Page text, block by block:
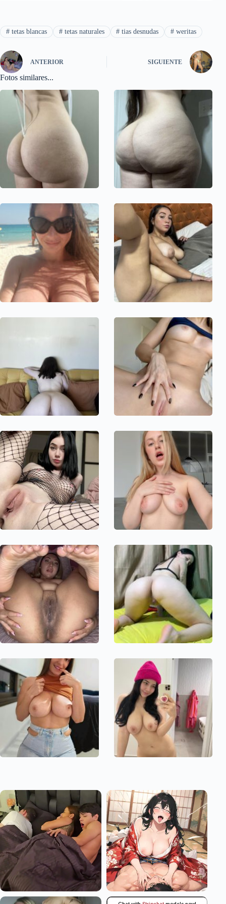
#tetas blancas #tetas naturales # tias desnudas # weritas
ANTERIOR SIGUIENTE
Fotos similares...